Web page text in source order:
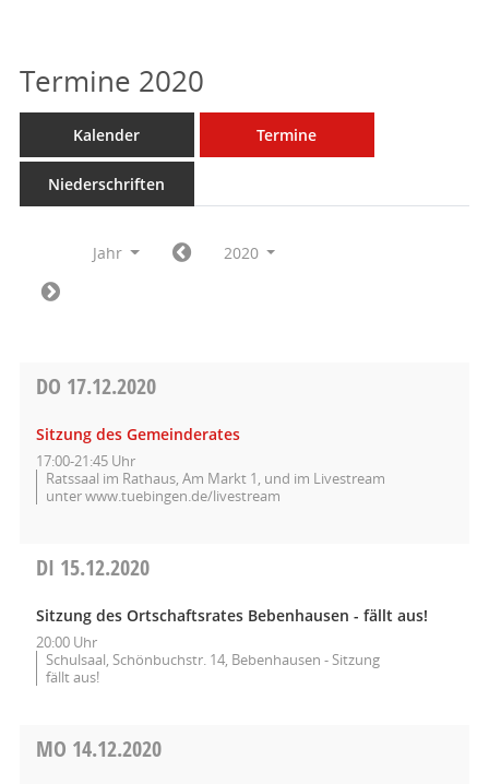
Termine 2020
Kalender Termine
Niederschriften
Jahr 2020
DO 17.12.2020
Sitzung des Gemeinderates
17:00-21:45 Uhr
Ratssaal im Rathaus, Am Markt 1, und im Livestream
unter www.tuebingen.de/livestream
DI 15.12.2020
Sitzung des Ortschaftsrates Bebenhausen - fällt aus!
20:00 Uhr
Schulsaal, Schönbuchstr. 14, Bebenhausen - Sitzung
fällt aus!
MO 14.12.2020